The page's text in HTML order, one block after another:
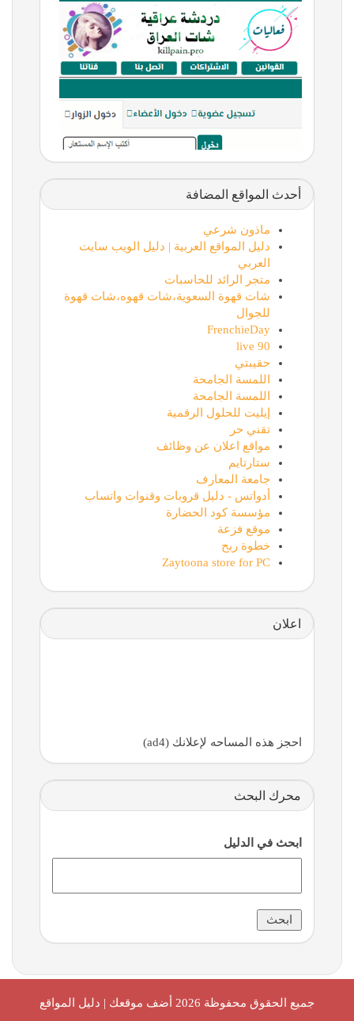
أحدث المواقع المضافة
ماذون شرعي
دليل المواقع العربية | دليل الويب سايت
العربي
متجر الرائد للحاسبات
شات قهوة السعوية،شات قهوه،شات قهوة
للجوال
FrenchieDay
90 live
حقيبتي
اللمسة الجامحة
اللمسة الجامحة
إيليت للحلول الرقمية
تقني حر
مواقع اعلان عن وظائف
ستارتايم
جامعة المعارف
أدواتس - دليل قروبات وقنوات واتساب
مؤسسة كود الحضارة
موقع فزعة
خطوة ربح
Zaytoona store for PC
اعلان
احجز هذه المساحه لإعلانك (ad4)
محرك البحث
ابحث في الدليل
جميع الحقوق محفوظة 2026 أضف موقعك | دليل المواقع